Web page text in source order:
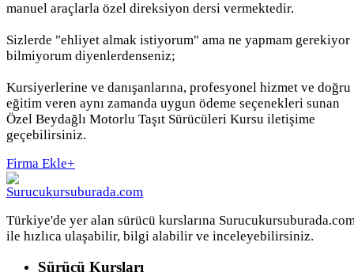
manuel araçlarla özel direksiyon dersi vermektedir.
Sizlerde "ehliyet almak istiyorum" ama ne yapmam gerekiyor
bilmiyorum diyenlerdenseniz;
Kursiyerlerine ve danışanlarına, profesyonel hizmet ve doğru
eğitim veren aynı zamanda uygun ödeme seçenekleri sunan
Özel Beydağlı Motorlu Taşıt Sürücüleri Kursu iletişime
geçebilirsiniz.
Firma Ekle+
Türkiye'de yer alan sürücü kurslarına
ile hızlıca ulaşabilir, bilgi alabilir ve inceleyebilirsiniz.
Sürücü Kursları